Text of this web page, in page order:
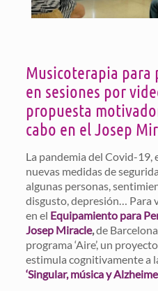
Musicoterapia para
en sesiones por
propuesta
cabo en el Josep
La pandemia del Covid-19,
nuevas medidas de
algunas personas,
disgusto, depresión… Para
en el Equipamiento para
Josep Miracle,de
programa ‘Aire’, un
estimula cognitivamente a
‘Singular, música y